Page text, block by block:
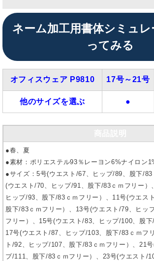
ネーム加工用書体シミュ
ってみる
オフィスウェア P9810 17号～21号
他のサイズを選ぶ ●
●春、夏
●素材：ポリエステル93％レーヨン6%ナイロン
●サイズ：5号(ウエスト/67、ヒップ/89、股下/
(ウエスト/70、ヒップ/91、股下/83ｃｍフリー）
ヒップ/93、股下/83ｃｍフリー）、11号(ウエス
股下/83ｃｍフリー）、13号(ウエスト/79、ヒッ
フリー）、15号(ウエスト/83、ヒップ/100、股下
17号(ウエスト/87、ヒップ/103、股下/83ｃｍフ
ト/92、ヒップ/107、股下/83ｃｍフリー）、21
プ/111、股下/83ｃｍフリー）、23号(ウエスト/